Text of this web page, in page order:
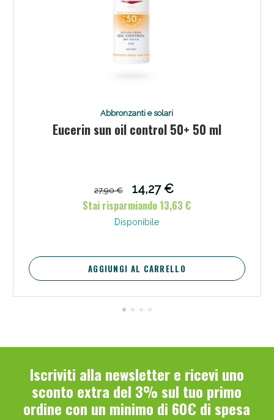
Abbronzanti e solari
Eucerin sun oil control 50+ 50 ml
27,90 €
14,27 €
Stai risparmiando 13,63 €
Disponibile
AGGIUNGI AL CARRELLO
Iscriviti alla newsletter e ricevi uno
sconto extra del 3% sul tuo primo
ordine con un minimo di 60€ di spesa
Scopri le offerte di Oggi